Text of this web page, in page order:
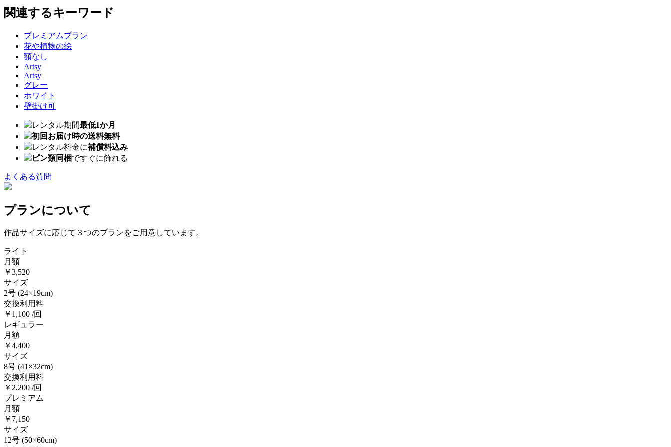
関連するキーワード
プレミアムプラン
花や植物の絵
額なし
Artsy
Artsy
グレー
ホワイト
壁掛け可
レンタル期間最低1か月
初回お届け時の送料無料
レンタル料金に補償料込み
ピン類同梱ですぐに飾れる
よくある質問
プランについて
作品サイズに応じて３つのプランをご用意しています。
ライト
月額
￥3,520
サイズ
2号 (24×19cm)
交換利用料
￥1,100 /回
レギュラー
月額
￥4,400
サイズ
8号 (41×32cm)
交換利用料
￥2,200 /回
プレミアム
月額
￥7,150
サイズ
12号 (50×60cm)